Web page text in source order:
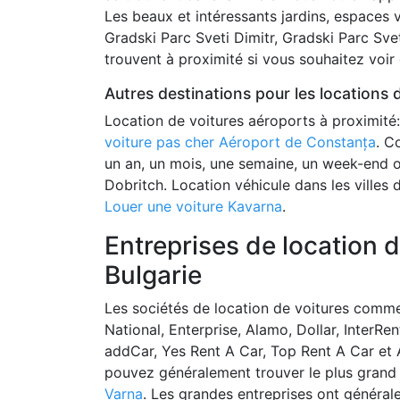
Les beaux et intéressants jardins,
Gradski Parc Sveti Dimitr, Gradski Parc
trouvent à proximité si vous souhaitez
Autres destinations pour les locations
Location de voitures aéroports à
voiture pas cher Aéroport de Constanța.
un an, un mois, une semaine, un week-
Dobritch. Location véhicule dans les villes
Louer une voiture Kavarna.
Entreprises de location
Bulgarie
Les sociétés de location de voitures
National, Enterprise, Alamo, Dollar,
addCar, Yes Rent A Car, Top Rent A Car
pouvez généralement trouver le plus
Varna. Les grandes entreprises ont